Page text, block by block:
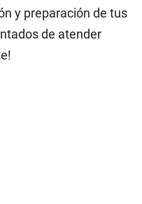
y preparación de tus
de atender